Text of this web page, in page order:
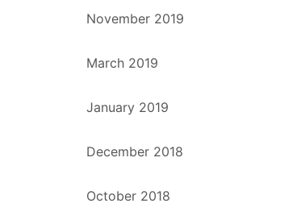
November 2019
March 2019
January 2019
December 2018
October 2018